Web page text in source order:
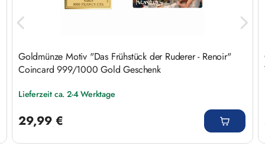
Goldmünze Motiv "Das Frühstück der Ruderer - Renoir"
Coincard 999/1000 Gold Geschenk
Lieferzeit ca. 2-4 Werktage
29,99 €